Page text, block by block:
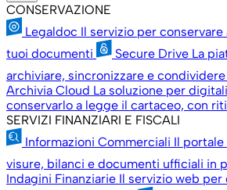
CONSERVAZIONE
Legaldoc Il servizio per
tuoi documenti
Secure Drive La
archiviare, sincronizzare e
Archivia Cloud La soluzione per
conservarlo a legge il cartaceo, con
SERVIZI FINANZIARI E FISCALI
Informazioni Commerciali Il
visure, bilanci e documenti ufficiali in
Indagini Finanziarie Il servizio web per